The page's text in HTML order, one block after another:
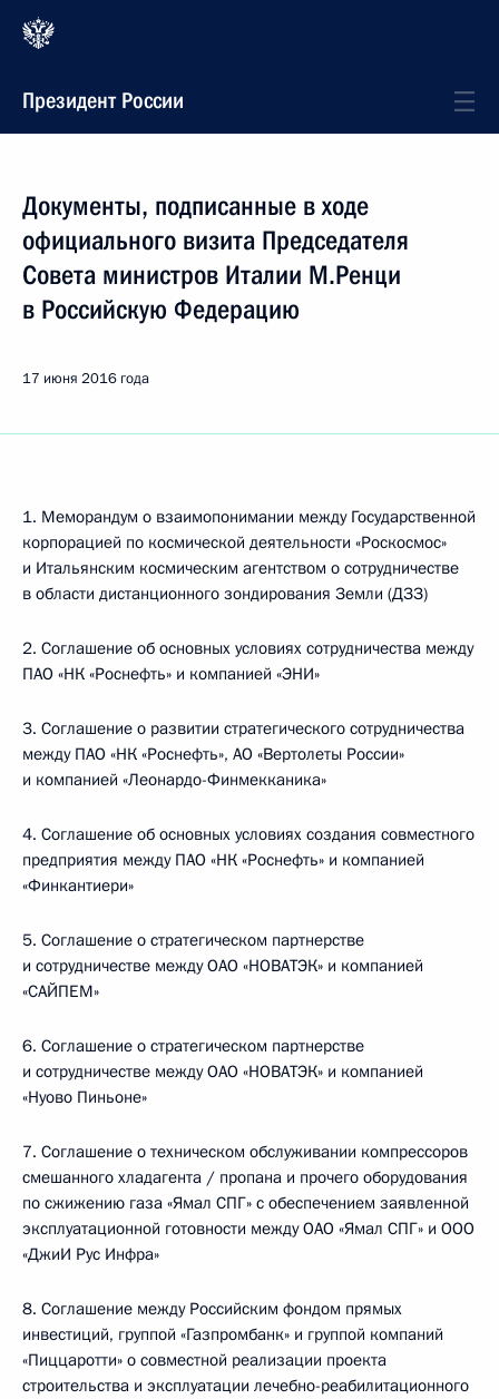
Президент России
Документы, подписанные в ходе
официального визита Председателя
Совета министров Италии М.Ренци
в Российскую Федерацию
17 июня 2016 года
1. Меморандум о взаимопонимании между Государственной
корпорацией по космической деятельности «Роскосмос»
и Итальянским космическим агентством о сотрудничестве
в области дистанционного зондирования Земли (ДЗЗ)
2. Соглашение об основных условиях сотрудничества между
ПАО «НК «Роснефть» и компанией «ЭНИ»
3. Соглашение о развитии стратегического сотрудничества
между ПАО «НК «Роснефть», АО «Вертолеты России»
и компанией «Леонардо-Финмекканика»
4. Соглашение об основных условиях создания совместного
предприятия между ПАО «НК «Роснефть» и компанией
«Финкантиери»
5. Соглашение о стратегическом партнерстве
и сотрудничестве между ОАО «НОВАТЭК» и компанией
«САЙПЕМ»
6. Соглашение о стратегическом партнерстве
и сотрудничестве между ОАО «НОВАТЭК» и компанией
«Нуово Пиньоне»
7. Соглашение о техническом обслуживании компрессоров
смешанного хладагента / пропана и прочего оборудования
по сжижению газа «Ямал СПГ» с обеспечением заявленной
эксплуатационной готовности между ОАО «Ямал СПГ» и ООО
«ДжиИ Рус Инфра»
8. Соглашение между Российским фондом прямых
инвестиций, группой «Газпромбанк» и группой компаний
«Пиццаротти» о совместной реализации проекта
строительства и эксплуатации лечебно-реабилитационного